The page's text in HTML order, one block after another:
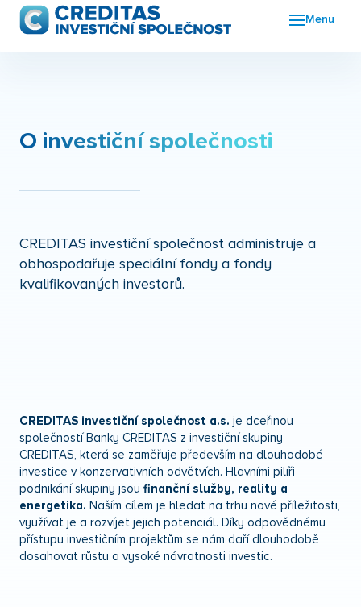
Menu
O investiční společnosti
CREDITAS investiční společnost administruje a
obhospodařuje speciální fondy a fondy
kvalifikovaných investorů.
CREDITAS investiční společnost a.s. je dceřinou
společností Banky CREDITAS z investiční skupiny
CREDITAS, která se zaměřuje především na dlouhodobé
investice v konzervativních odvětvích. Hlavními pilíři
podnikání skupiny jsou finanční služby, reality a
energetika. Naším cílem je hledat na trhu nové příležitosti,
využívat je a rozvíjet jejich potenciál. Díky odpovědnému
přístupu investičním projektům se nám daří dlouhodobě
dosahovat růstu a vysoké návratnosti investic.